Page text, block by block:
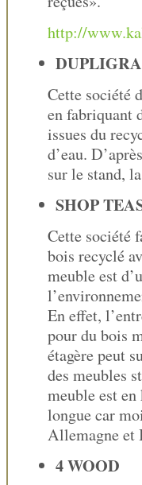
http://
Cette société
en fabriquant
issues du
d’eau.
sur le stand,
SHOP
Cette société
bois recyclé
meuble est
En effet,
pour du bois
étagère peut
des meubles
meuble est
longue car
Allemagne et
4 WOOD